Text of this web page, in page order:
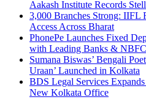
Aakash Institute Records
3,000 Branches Strong: IIFL
Access Across Bharat
PhonePe Launches Fixed
with Leading Banks &
Sumana Biswas’ Bengali
Uraan’ Launched in Kolkata
BDS Legal Services
New Kolkata Office